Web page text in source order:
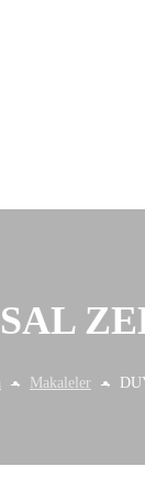
Makaleler